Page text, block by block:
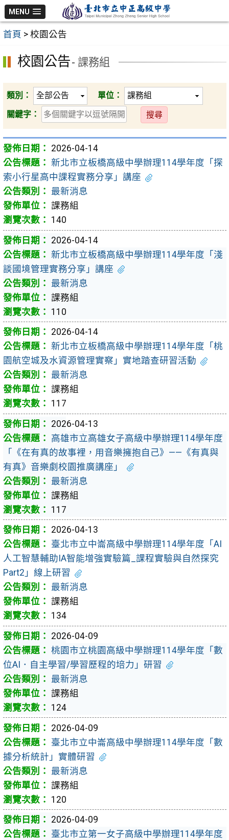
跳
至
主
區
MENU
首頁 > 校園公告
校園公告- 課務組
類別：
單位：
關鍵字：
送
出
2026-04-14
新北市立板橋高級中學辦理114學年度「探
索小行星高中課程實務分享」講座
最新消息
課務組
140
2026-04-14
新北市立板橋高級中學辦理114學年度「淺
談國境管理實務分享」講座
最新消息
課務組
110
2026-04-14
新北市立板橋高級中學辦理114學年度「桃
園航空城及水資源管理實察」實地踏查研習活動
最新消息
課務組
117
2026-04-13
高雄市立高雄女子高級中學辦理114學年度
「《在有真的故事裡，用音樂擁抱自己》——《有真與
有真》音樂劇校園推廣講座」
最新消息
課務組
117
2026-04-13
臺北市立中崙高級中學辦理114學年度「AI
人工智慧輔助IA智能增強實驗篇_課程實驗與自然探究
Part2」線上研習
最新消息
課務組
134
2026-04-09
桃園市立桃園高級中學辦理114學年度「數
位AI．自主學習/學習歷程的培力」研習
最新消息
課務組
124
2026-04-09
臺北市立中崙高級中學辦理114學年度「數
據分析統計」實體研習
最新消息
課務組
120
2026-04-09
臺北市立第一女子高級中學辦理114學年度